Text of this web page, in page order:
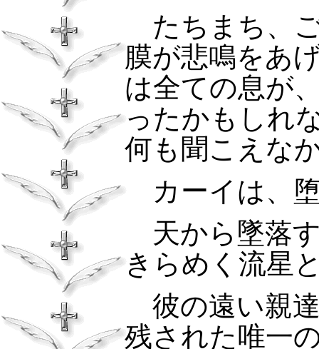
たちまち、
膜が悲鳴をあ
は全ての息が
ったかもしれ
何も聞こえな
カーイは、
天から墜落
きらめく流星
彼の遠い親
残された唯一